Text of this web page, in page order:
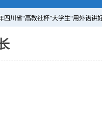
川省“高教社杯”大学生“用外语讲